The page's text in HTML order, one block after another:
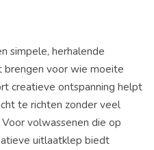
simpele, herhalende
brengen voor wie moeite
creatieve ontspanning helpt
te richten zonder veel
volwassenen die op
uitlaatklep biedt